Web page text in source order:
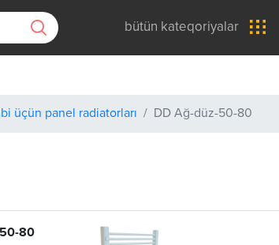
bütün kateqoriyalar
üçün panel radiatorları DD Ağ-düz-50-80
80